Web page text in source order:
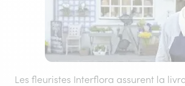
Les fleuristes Interflora assurent la